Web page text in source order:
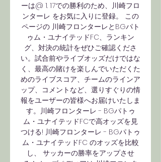
ーは@ 1. 17での勝利のため、川崎フロ
ンターレ をお気に入りに登録。 この
ページの 川崎フロンターレとBGパト
ゥム・ユナイテッドFC、ランキン
グ、対決の統計をぜひご確認くださ
い。試合前やライブオッズだけではな
く、最高の賭けを楽しんでいただくた
めのライブスコア、チームのラインア
ップ、コメントなど、選りすぐりの情
報をユーザーの皆様へお届けいたしま
す。川崎フロンターレ - BGパトゥ
ム・ユナイテッドFCで高オッズを見
つける! 川崎フロンターレ - BGパトゥ
ム・ユナイテッドFC のオッズを比較
し、 サッカーの勝率をアップさせ